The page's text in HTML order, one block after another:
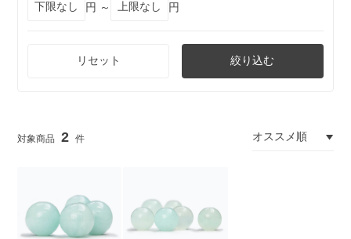
円 ～
円
リセット 絞り込む
2